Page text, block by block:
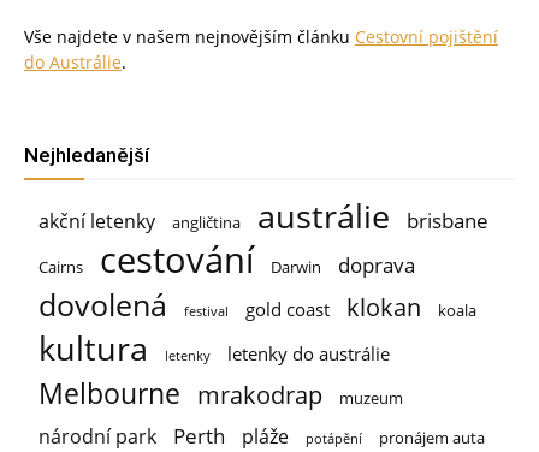
Vše najdete v našem nejnovějším článku Cestovní pojištění
do Austrálie.
Nejhledanější
akční letenky angličtina austrálie brisbane
Cairns cestování Darwin doprava
dovolená festival gold coast klokan koala
kultura letenky letenky do austrálie
Melbourne mrakodrap muzeum
národní park Perth pláže potápění pronájem auta